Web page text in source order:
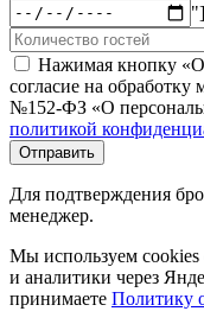
"]
Нажимая кнопку
согласие на
№152-ФЗ «О
политикой
Для подтверждения
менеджер.
Мы используем cookies
и аналитики через
принимаете Политику